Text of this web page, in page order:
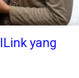
yang